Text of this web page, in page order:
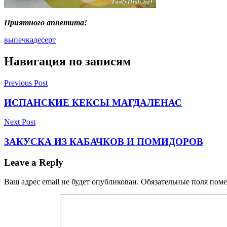
Приятного аппетита!
выпечкадесерт
Навигация по записям
Previous Post
ИСПАНСКИЕ КЕКСЫ МАГДАЛЕНАС
Next Post
ЗАКУСКА ИЗ КАБАЧКОВ И ПОМИДОРОВ
Leave a Reply
Ваш адрес email не будет опубликован. Обязательные поля